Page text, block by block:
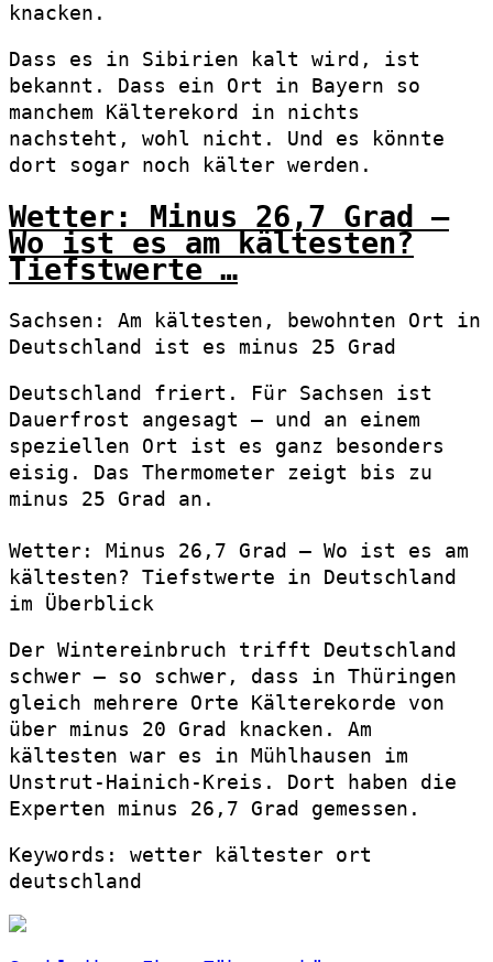
knacken.
Dass es in Sibirien kalt wird, ist
bekannt. Dass ein Ort in Bayern so
manchem Kälterekord in nichts
nachsteht, wohl nicht. Und es könnte
dort sogar noch kälter werden.
Wetter: Minus 26,7 Grad –
Wo ist es am kältesten?
Tiefstwerte …
Sachsen: Am kältesten, bewohnten Ort in
Deutschland ist es minus 25 Grad
Deutschland friert. Für Sachsen ist
Dauerfrost angesagt – und an einem
speziellen Ort ist es ganz besonders
eisig. Das Thermometer zeigt bis zu
minus 25 Grad an.
Wetter: Minus 26,7 Grad – Wo ist es am
kältesten? Tiefstwerte in Deutschland
im Überblick
Der Wintereinbruch trifft Deutschland
schwer – so schwer, dass in Thüringen
gleich mehrere Orte Kälterekorde von
über minus 20 Grad knacken. Am
kältesten war es in Mühlhausen im
Unstrut-Hainich-Kreis. Dort haben die
Experten minus 26,7 Grad gemessen.
Keywords: wetter kältester ort
deutschland